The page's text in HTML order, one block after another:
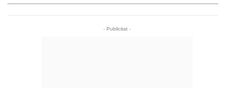
- Publicitat -